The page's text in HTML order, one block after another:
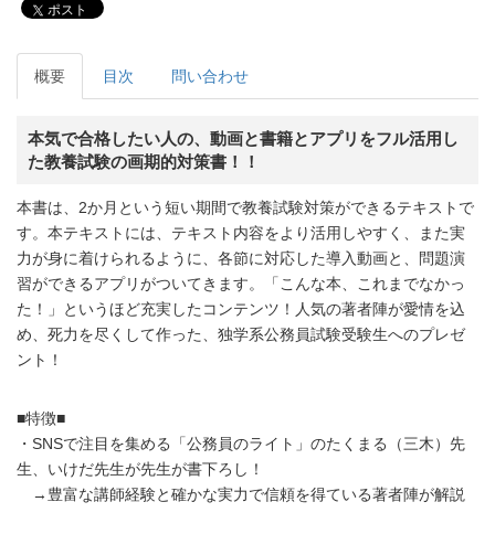
ポスト
概要 目次 問い合わせ
本気で合格したい人の、動画と書籍とアプリをフル活用し
た教養試験の画期的対策書！！
本書は、2か月という短い期間で教養試験対策ができるテキストで
す。本テキストには、テキスト内容をより活用しやすく、また実
力が身に着けられるように、各節に対応した導入動画と、問題演
習ができるアプリがついてきます。「こんな本、これまでなかっ
た！」というほど充実したコンテンツ！人気の著者陣が愛情を込
め、死力を尽くして作った、独学系公務員試験受験生へのプレゼ
ント！
■特徴■
・SNSで注目を集める「公務員のライト」のたくまる（三木）先
生、いけだ先生が先生が書下ろし！
→豊富な講師経験と確かな実力で信頼を得ている著者陣が解説